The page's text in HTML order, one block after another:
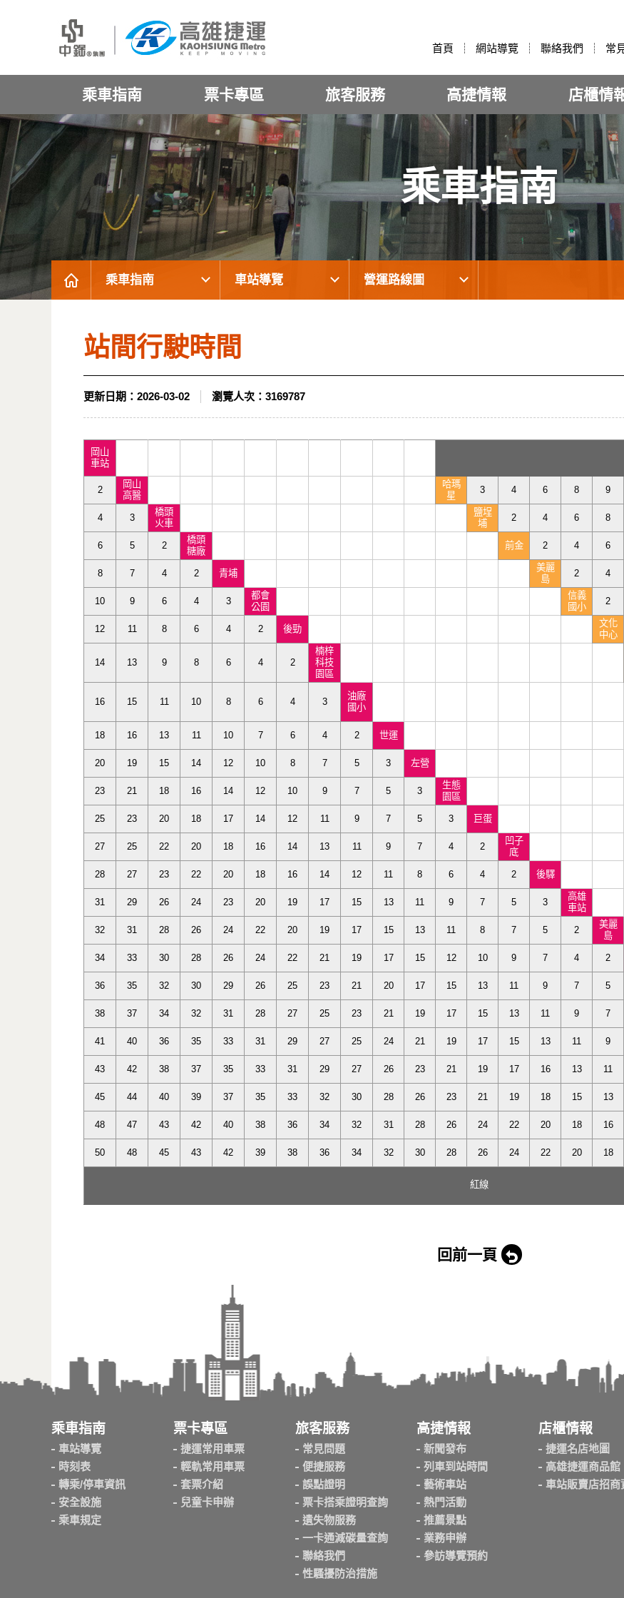
首頁 網站導覽 聯絡我們 常
乘車指南 票卡專區 旅客服務 高捷情報 店櫃情
乘車指南
乘車指南 車站導覽 營運路線圖
站間行駛時間
更新日期： 2026-03-02 瀏覽人次： 3169787
岡山
車站
2
岡山
高醫
哈瑪
星
3 4 6 8 9
4 3
橋頭
火車
鹽埕
埔
2 4 6 8
6 5 2
橋頭
糖廠
前金 2 4 6
8 7 4 2 青埔
美麗
島
2 4
10 9 6 4 3
都會
公園
信義
國小
2
12 11 8 6 4 2 後勁
文化
中心
14 13 9 8 6 4 2
楠梓
科技
園區
16 15 11 10 8 6 4 3
油廠
國小
18 16 13 11 10 7 6 4 2 世運
20 19 15 14 12 10 8 7 5 3 左營
23 21 18 16 14 12 10 9 7 5 3
生態
園區
25 23 20 18 17 14 12 11 9 7 5 3 巨蛋
27 25 22 20 18 16 14 13 11 9 7 4 2
凹子
底
28 27 23 22 20 18 16 14 12 11 8 6 4 2 後驛
31 29 26 24 23 20 19 17 15 13 11 9 7 5 3
高雄
車站
32 31 28 26 24 22 20 19 17 15 13 11 8 7 5 2
美麗
島
34 33 30 28 26 24 22 21 19 17 15 12 10 9 7 4 2
36 35 32 30 29 26 25 23 21 20 17 15 13 11 9 7 5
38 37 34 32 31 28 27 25 23 21 19 17 15 13 11 9 7
41 40 36 35 33 31 29 27 25 24 21 19 17 15 13 11 9
43 42 38 37 35 33 31 29 27 26 23 21 19 17 16 13 11
45 44 40 39 37 35 33 32 30 28 26 23 21 19 18 15 13
48 47 43 42 40 38 36 34 32 31 28 26 24 22 20 18 16
50 48 45 43 42 39 38 36 34 32 30 28 26 24 22 20 18
紅線
回前一頁
乘車指南
車站導覽
時刻表
轉乘/停車資訊
安全設施
乘車規定
票卡專區
捷運常用車票
輕軌常用車票
套票介紹
兒童卡申辦
旅客服務
常見問題
便捷服務
誤點證明
票卡搭乘證明查詢
遺失物服務
一卡通減碳量查詢
聯絡我們
性騷擾防治措施
高捷情報
新聞發布
列車到站時間
藝術車站
熱門活動
推薦景點
業務申辦
參訪導覽預約
店櫃情報
捷運名店地圖
高雄捷運商品館
車站販賣店招商